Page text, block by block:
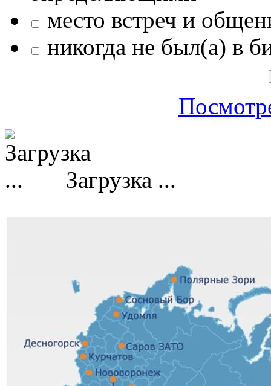
место встреч и
никогда не был(а) в
Загрузка ...